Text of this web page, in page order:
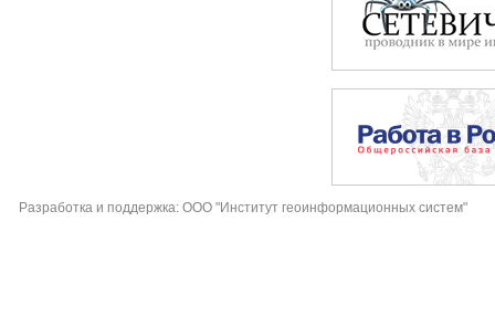
Разработка и поддержка: ООО "Институт геоинформационных систем"